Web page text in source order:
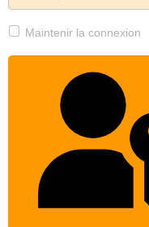
Maintenir la connexion